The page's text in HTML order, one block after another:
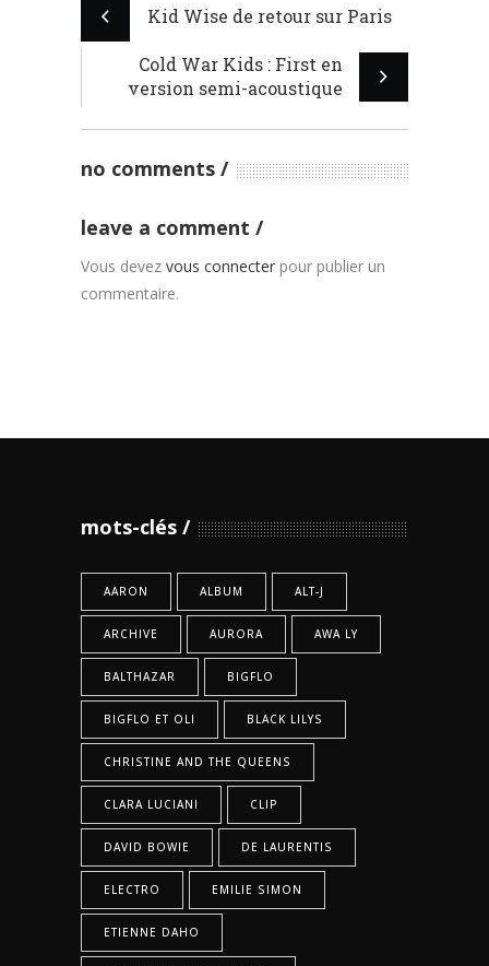
Kid Wise de retour sur Paris
Cold War Kids : First en
version semi-acoustique
no comments
leave a comment
Vous devez vous connecter pour publier un
commentaire.
mots-clés
AARON ALBUM ALT-J
ARCHIVE AURORA AWA LY
BALTHAZAR BIGFLO
BIGFLO ET OLI BLACK LILYS
CHRISTINE AND THE QUEENS
CLARA LUCIANI CLIP
DAVID BOWIE DE LAURENTIS
ELECTRO EMILIE SIMON
ETIENNE DAHO